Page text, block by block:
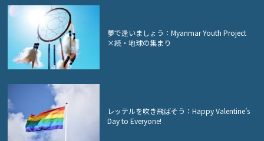
夢で逢いましょう：Myanmar Youth Project
×続・地球の集まり
レッテルを吹き飛ばそう：Happy Valentine’s
Day to Everyone!